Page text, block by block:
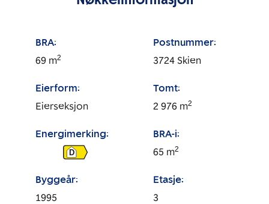
BRA:
69 m2
Postnummer:
3724 Skien
Eierform:
Eierseksjon
Tomt:
2 976 m2
Energimerking:
D
BRA-i:
65 m2
Byggeår:
1995
Etasje:
3